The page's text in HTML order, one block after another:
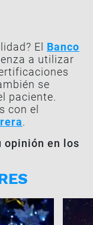
El Banco
a utilizar
se
paciente.
con el
.
opinión en los